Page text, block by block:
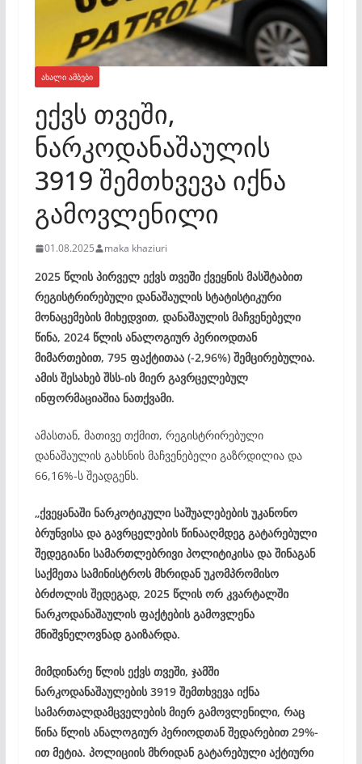
ᲐᲮᲐᲚᲘ ᲐᲛᲑᲔᲑᲘ
ექვს თვეში,
ნარკოდანაშაულის
3919 შემთხვევა იქნა
გამოვლენილი
01.08.2025 maka khaziuri
2025 წლის პირველ ექვს თვეში ქვეყნის მასშტაბით
რეგისტრირებული დანაშაულის სტატისტიკური
მონაცემების მიხედვით,­ დანაშაულის მაჩვენებელი
წინა, 2024 წლის ანალოგიურ პერიოდთან
მიმართებით, 795 ფაქტითაა (-2,96%) შემცირებულია.
ამის შესახებ შსს-ის მიერ გავრცელებულ
ინფორმაციაშია ნათქვამი.
ამასთან, მათივე თქმით, რეგისტრირებული
დანაშაულის გახსნის მაჩვენებელი გაზრდილია და
66,16%-ს შეადგენს.
„ქვეყანაში ნარკოტიკული საშუალებების უკანონო
ბრუნვისა და გავრცელების წინააღმდეგ გატარებული
შედეგიანი სამართლებრივი პოლიტიკისა და შინაგან
საქმეთა სამინისტროს მხრიდან უკომპრომისო
ბრძოლის შედეგად, 2025 წლის ორ კვარტალში
ნარკოდანაშაულის ფაქტების გამოვლენა
მნიშვნელოვნად გაიზარდა.
მიმდინარე წლის ექვს თვეში, ჯამში
ნარკოდანაშაულების 3919 შემთხვევა იქნა
სამართალდამცველების მიერ გამოვლენილი, რაც
წინა წლის ანალოგიურ პერიოდთან შედარებით 29%-
ით მეტია. პოლიციის მხრიდან გატარებული აქტიური